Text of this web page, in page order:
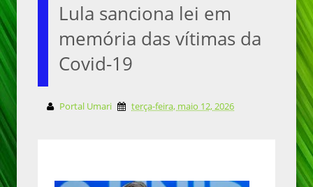
Lula sanciona lei em
memória das vítimas da
Covid-19
Portal Umari terça-feira, maio 12, 2026